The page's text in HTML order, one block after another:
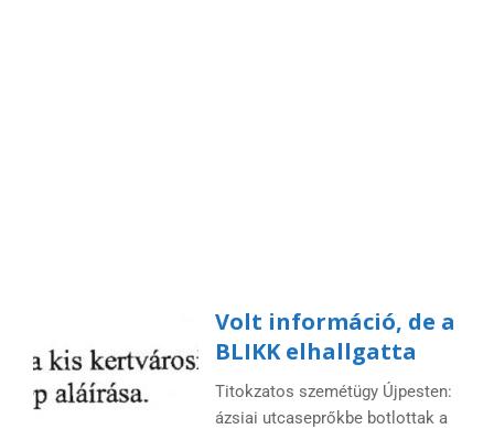
Volt információ, de a
BLIKK elhallgatta
Titokzatos szemétügy Újpesten:
ázsiai utcaseprőkbe botlottak a